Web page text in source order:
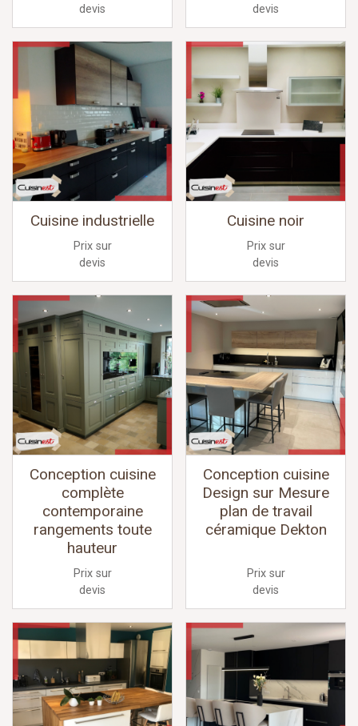
devis
devis
Cuisine industrielle
Prix sur
devis
Cuisine noir
Prix sur
devis
Conception cuisine
complète
contemporaine
rangements toute
hauteur
Prix sur
devis
Conception cuisine
Design sur Mesure
plan de travail
céramique Dekton
Prix sur
devis